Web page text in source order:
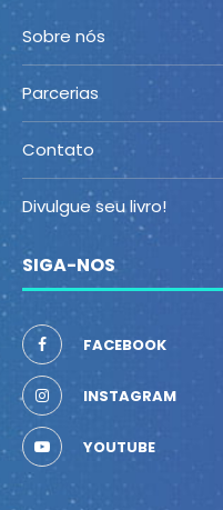
Sobre nós
Parcerias
Contato
Divulgue seu livro!
SIGA-NOS
FACEBOOK
INSTAGRAM
YOUTUBE